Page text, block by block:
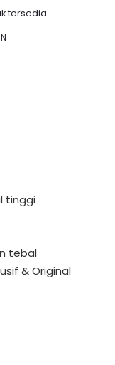
tersedia.
tinggi
tebal
& Original